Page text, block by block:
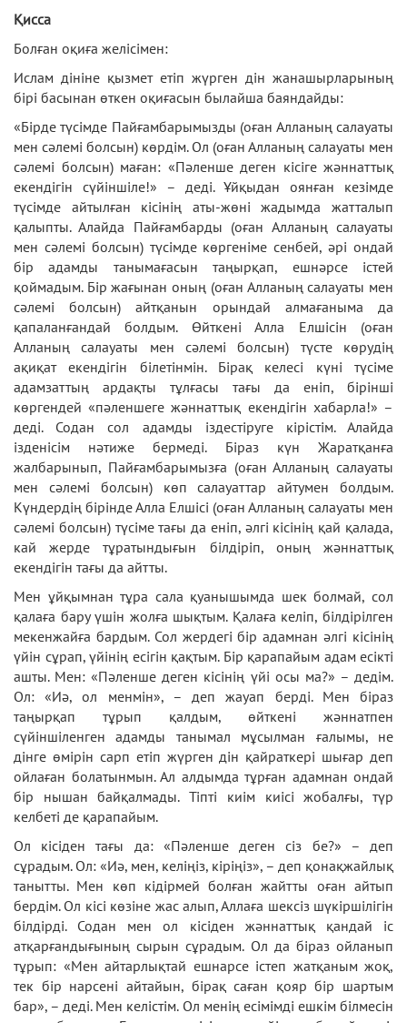
Қисса
Болған оқиға желісімен:
Ислам дініне қызмет етіп жүрген дін жанашырларының
бірі басынан өткен оқиғасын былайша баяндайды:
«Бірде түсімде Пайғамбарымызды (оған Алланың салауаты
мен сәлемі болсын) көрдім. Ол (оған Алланың салауаты мен
сәлемі болсын) маған: «Пәленше деген кісіге жәннаттық
екендігін сүйіншіле!» – деді. Ұйқыдан оянған кезімде
түсімде айтылған кісінің аты-жөні жадымда жатталып
қалыпты. Алайда Пайғамбарды (оған Алланың салауаты
мен сәлемі болсын) түсімде көргеніме сенбей, әрі ондай
бір адамды танымағасын таңырқап, ешнәрсе істей
қоймадым. Бір жағынан оның (оған Алланың салауаты мен
сәлемі болсын) айтқанын орындай алмағаныма да
қапаланғандай болдым. Өйткені Алла Елшісін (оған
Алланың салауаты мен сәлемі болсын) түсте көрудің
ақиқат екендігін білетінмін. Бірақ келесі күні түсіме
адамзаттың ардақты тұлғасы тағы да еніп, бірінші
көргендей «пәленшеге жәннаттық екендігін хабарла!» –
деді. Содан сол адамды іздестіруге кірістім. Алайда
ізденісім нәтиже бермеді. Біраз күн Жаратқанға
жалбарынып, Пайғамбарымызға (оған Алланың салауаты
мен сәлемі болсын) көп салауаттар айтумен болдым.
Күндердің бірінде Алла Елшісі (оған Алланың салауаты мен
сәлемі болсын) түсіме тағы да еніп, әлгі кісінің қай қалада,
кай жерде тұратындығын білдіріп, оның жәннаттық
екендігін тағы да айтты.
Мен ұйқымнан тұра сала қуанышымда шек болмай, сол
қалаға бару үшін жолға шықтым. Қалаға келіп, білдірілген
мекенжайға бардым. Сол жердегі бір адамнан әлгі кісінің
үйін сұрап, үйінің есігін қақтым. Бір қарапайым адам есікті
ашты. Мен: «Пәленше деген кісінің үйі осы ма?» – дедім.
Ол: «Иә, ол менмін», – деп жауап берді. Мен біраз
таңырқап тұрып қалдым, өйткені жәннатпен
сүйіншіленген адамды танымал мұсылман ғалымы, не
дінге өмірін сарп етіп жүрген дін қайраткері шығар деп
ойлаған болатынмын. Ал алдымда тұрған адамнан ондай
бір нышан байқалмады. Тіпті киім киісі жобалғы, түр
келбеті де қарапайым.
Ол кісіден тағы да: «Пәленше деген сіз бе?» – деп
сұрадым. Ол: «Иә, мен, келіңіз, кіріңіз», – деп қонақжайлық
танытты. Мен көп кідірмей болған жайтты оған айтып
бердім. Ол кісі көзіне жас алып, Аллаға шексіз шүкіршілігін
білдірді. Содан мен ол кісіден жәннаттық қандай іс
атқарғандығының сырын сұрадым. Ол да біраз ойланып
тұрып: «Мен айтарлықтай ешнарсе істеп жатқаным жоқ,
тек бір нарсені айтайын, бірақ саған қояр бір шартым
бар», – деді. Мен келістім. Ол менің есімімді ешкім білмесін